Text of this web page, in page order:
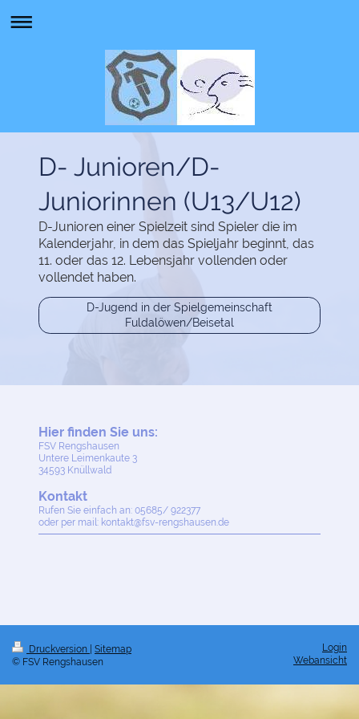
D- Junioren/D-
Juniorinnen (U13/U12)
D-Junioren einer Spielzeit sind Spieler die im
Kalenderjahr, in dem das Spieljahr beginnt, das
11. oder das 12. Lebensjahr vollenden oder
vollendet haben.
D-Jugend in der Spielgemeinschaft
Fuldalöwen/Beisetal
Hier finden Sie uns:
FSV Rengshausen
Untere Leimenkaute 3
34593 Knüllwald
Kontakt
Rufen Sie einfach an: 05685/ 922377
oder per mail: kontakt@fsv-rengshausen.de
Druckversion
Sitemap
© FSV Rengshausen
Login
Webansicht